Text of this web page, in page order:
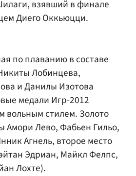
взявший в финале
Диего Оккьюцци.
по плаванию в составе
Лобинцева,
и Данилы Изотова
медали Игр-2012
вольным стилем. Золото
Амори Лево, Фабьен Гильо,
Агнель, второе место
Эдриан, Майкл Фелпс,
Лохте).